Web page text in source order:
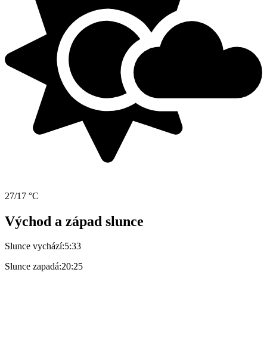
27/17 °C
Východ a západ slunce
Slunce vychází:5:33
Slunce zapadá:20:25